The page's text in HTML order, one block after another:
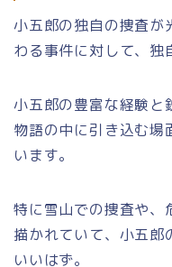
小五郎の独自の捜査が
わる事件に対して、独
小五郎の豊富な経験と
物語の中に引き込む場
います。
特に雪山での捜査や、
描かれていて、小五郎
いいはず。